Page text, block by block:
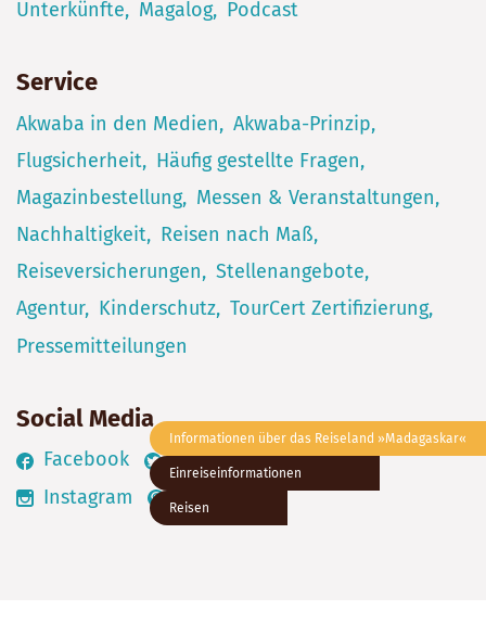
Informationen über das Reiseland »Madagaskar«
Einreiseinformationen
Reisen
Unterkünfte
Magalog Podcast
Service
Akwaba in den Medien
Akwaba-Prinzip
Flugsicherheit
Häufig gestellte Fragen
Magazinbestellung
Messen & Veranstaltungen
Nachhaltigkeit
Reisen nach Maß
Reiseversicherungen
Stellenangebote
Agentur
Kinderschutz TourCert Zertifizierung
Pressemitteilungen
Social Media
Facebook Twitter
Youtube
Instagram
Pinterest